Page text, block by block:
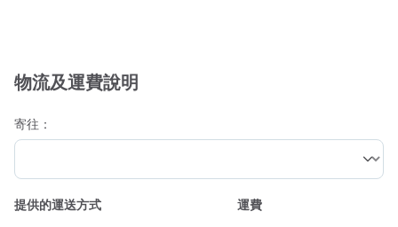
物流及運費說明
寄往：
提供的運送方式 運費